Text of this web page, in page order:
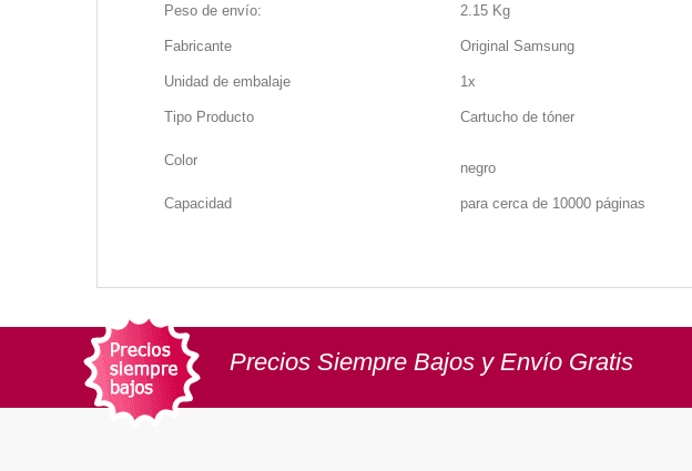
Peso de envío: 2.15 Kg
Fabricante Original Samsung
Unidad de embalaje 1x
Tipo Producto Cartucho de tóner
Color negro
Capacidad para cerca de 10000 páginas
Precios Siempre Bajos y Envío Gratis